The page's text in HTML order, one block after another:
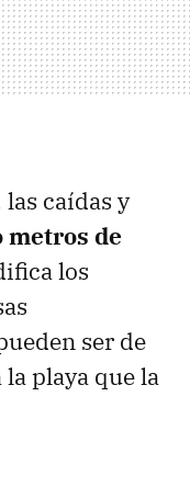
caídas y
metros de
los
ser de
playa que la